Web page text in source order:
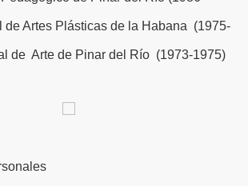
de Artes Plásticas de la Habana (1975-
de Arte de Pinar del Río (1973-1975)